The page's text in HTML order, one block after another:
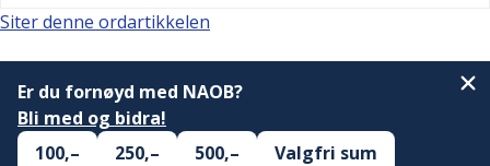
Siter denne ordartikkelen
Er du fornøyd med NAOB?
Bli med og bidra!
100,–
250,– 500,– Valgfri sum